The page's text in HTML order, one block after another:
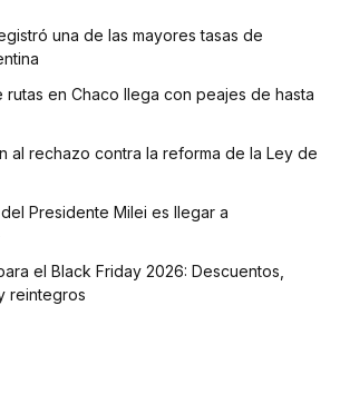
una de las mayores tasas de
rutas en Chaco llega con peajes de hasta
al rechazo contra la reforma de la Ley de
Presidente Milei es llegar a
el Black Friday 2026: Descuentos,
reintegros